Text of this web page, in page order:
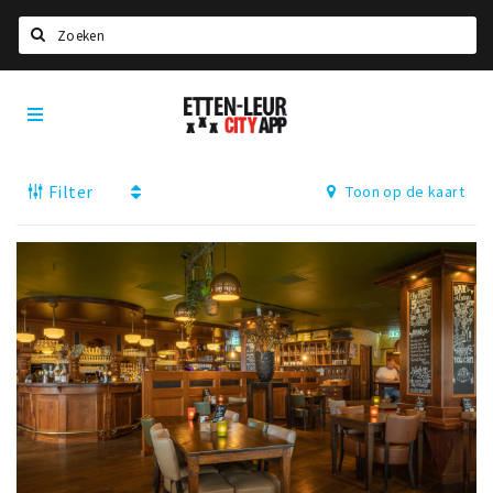
Home
Deals
Nieuws, interviews & blogs
Eten
Drinken
Slapen
Recreatief
Winkels
Etten-
Leur
Filter
Toon op de kaart